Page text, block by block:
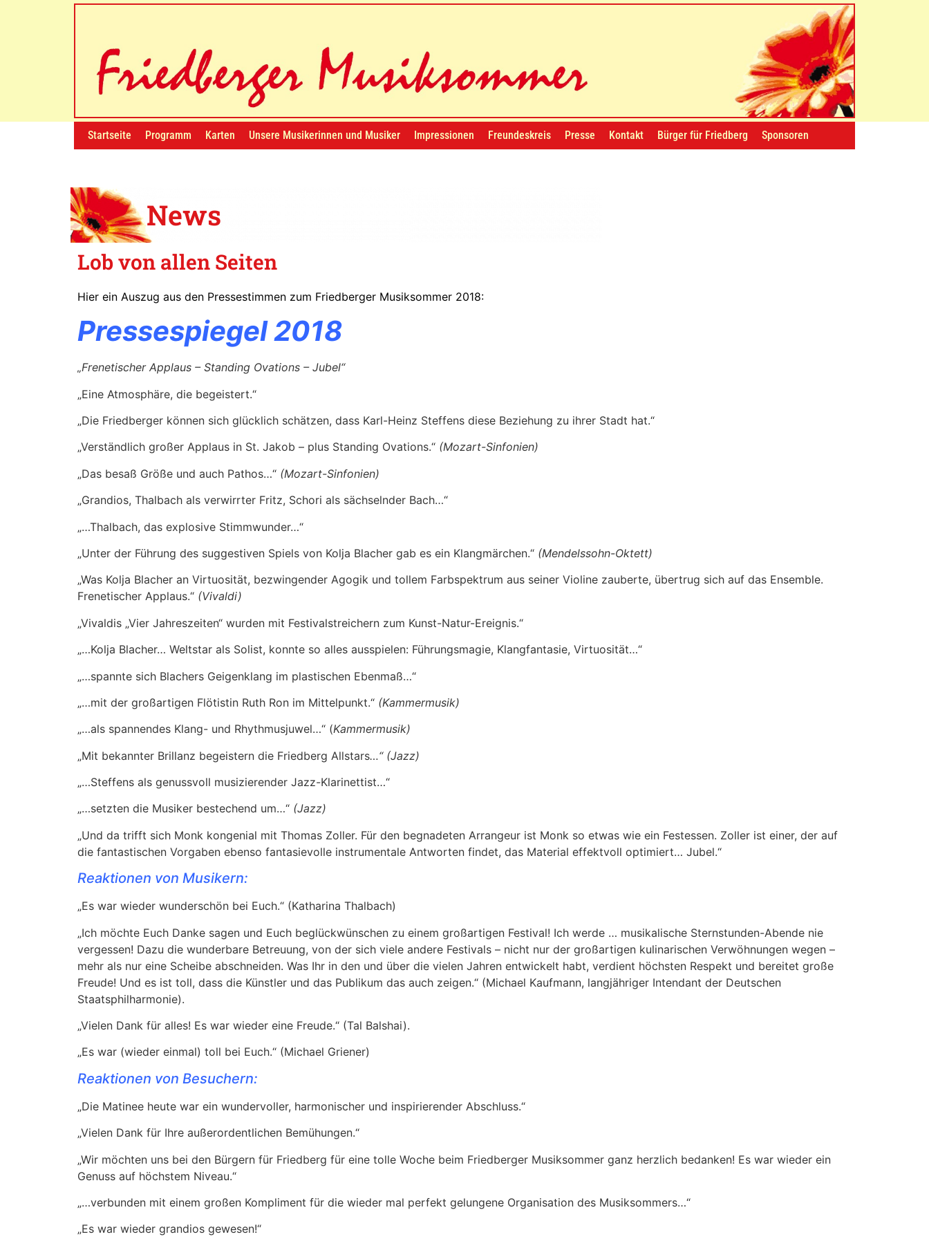
Startseite Programm Karten Unsere Musikerinnen und Musiker Impressionen Freundeskreis Presse Kontakt Bürger für Friedberg Sponsoren
News
Lob von allen Seiten
Hier ein Auszug aus den Pressestimmen zum Friedberger Musiksommer 2018:
Pressespiegel 2018
„Frenetischer Applaus – Standing Ovations – Jubel“
„Eine Atmosphäre, die begeistert.“
„Die Friedberger können sich glücklich schätzen, dass Karl-Heinz Steffens diese Beziehung zu ihrer Stadt hat.“
„Verständlich großer Applaus in St. Jakob – plus Standing Ovations.“ (Mozart-Sinfonien)
„Das besaß Größe und auch Pathos…“ (Mozart-Sinfonien)
„Grandios, Thalbach als verwirrter Fritz, Schori als sächselnder Bach…“
„…Thalbach, das explosive Stimmwunder…“
„Unter der Führung des suggestiven Spiels von Kolja Blacher gab es ein Klangmärchen.“ (Mendelssohn-Oktett)
„Was Kolja Blacher an Virtuosität, bezwingender Agogik und tollem Farbspektrum aus seiner Violine zauberte, übertrug sich auf das Ensemble.
Frenetischer Applaus.“ (Vivaldi)
„Vivaldis „Vier Jahreszeiten“ wurden mit Festivalstreichern zum Kunst-Natur-Ereignis.“
„…Kolja Blacher… Weltstar als Solist, konnte so alles ausspielen: Führungsmagie, Klangfantasie, Virtuosität…“
„…spannte sich Blachers Geigenklang im plastischen Ebenmaß…“
„…mit der großartigen Flötistin Ruth Ron im Mittelpunkt.“ (Kammermusik)
„…als spannendes Klang- und Rhythmusjuwel…“ (Kammermusik)
„Mit bekannter Brillanz begeistern die Friedberg Allstars…“ (Jazz)
„…Steffens als genussvoll musizierender Jazz-Klarinettist…“
„…setzten die Musiker bestechend um…“ (Jazz)
„Und da trifft sich Monk kongenial mit Thomas Zoller. Für den begnadeten Arrangeur ist Monk so etwas wie ein Festessen. Zoller ist einer, der auf
die fantastischen Vorgaben ebenso fantasievolle instrumentale Antworten findet, das Material effektvoll optimiert… Jubel.“
Reaktionen von Musikern:
„Es war wieder wunderschön bei Euch.“ (Katharina Thalbach)
„Ich möchte Euch Danke sagen und Euch beglückwünschen zu einem großartigen Festival! Ich werde … musikalische Sternstunden-Abende nie
vergessen! Dazu die wunderbare Betreuung, von der sich viele andere Festivals – nicht nur der großartigen kulinarischen Verwöhnungen wegen –
mehr als nur eine Scheibe abschneiden. Was Ihr in den und über die vielen Jahren entwickelt habt, verdient höchsten Respekt und bereitet große
Freude! Und es ist toll, dass die Künstler und das Publikum das auch zeigen.“ (Michael Kaufmann, langjähriger Intendant der Deutschen
Staatsphilharmonie).
„Vielen Dank für alles! Es war wieder eine Freude.“ (Tal Balshai).
„Es war (wieder einmal) toll bei Euch.“ (Michael Griener)
Reaktionen von Besuchern:
„Die Matinee heute war ein wundervoller, harmonischer und inspirierender Abschluss.“
„Vielen Dank für Ihre außerordentlichen Bemühungen.“
„Wir möchten uns bei den Bürgern für Friedberg für eine tolle Woche beim Friedberger Musiksommer ganz herzlich bedanken! Es war wieder ein
Genuss auf höchstem Niveau.“
„…verbunden mit einem großen Kompliment für die wieder mal perfekt gelungene Organisation des Musiksommers…“
„Es war wieder grandios gewesen!“